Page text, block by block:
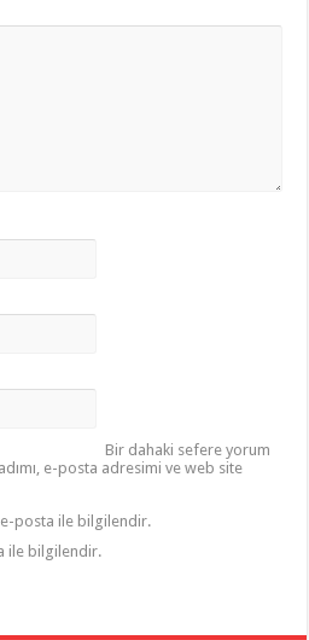
Bir dahaki sefere yorum
e-posta adresimi ve web site
posta ile bilgilendir.
ile bilgilendir.